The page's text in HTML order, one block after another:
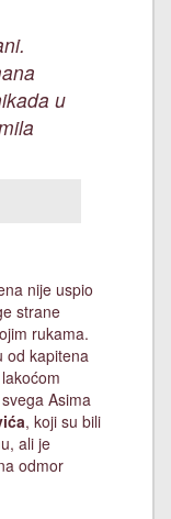
u
nije uspio
strane
rukama.
od kapitena
Asima
, koji su bili
ali je
odmor